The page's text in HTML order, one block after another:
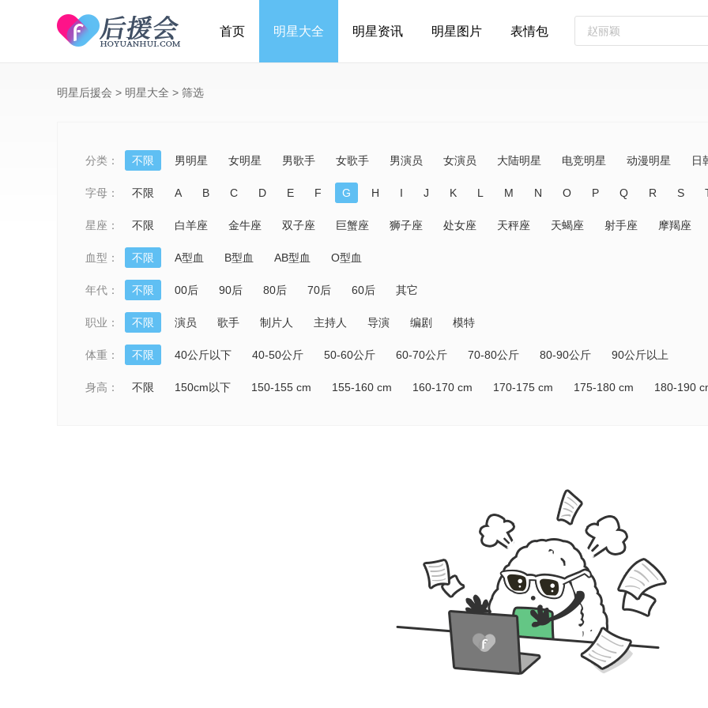
首页 明星大全 明星资讯 明星图片 表情包
明星后援会 > 明星大全 > 筛选
分类： 不限 男明星 女明星 男歌手 女歌手 男演员 女演员 大陆明星 电竞明星 动漫明星 日
字母： 不限 A B C D E F G H I J K L M N O P Q R S
星座： 不限 白羊座 金牛座 双子座 巨蟹座 狮子座 处女座 天秤座 天蝎座 射手座 摩羯座
血型： 不限 A型血 B型血 AB型血 O型血
年代： 不限 00后 90后 80后 70后 60后 其它
职业： 不限 演员 歌手 制片人 主持人 导演 编剧 模特
体重： 不限 40公斤以下 40-50公斤 50-60公斤 60-70公斤 70-80公斤 80-90公斤 90公斤以上
身高： 不限 150cm以下 150-155 cm 155-160 cm 160-170 cm 170-175 cm 175-180 cm 180-190